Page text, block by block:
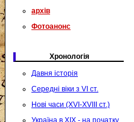
архів
Фотоанонс
Хронологія
Давня історія
Середні віки з VI ст.
Нові часи (XVI-XVIII ст.)
Україна в XIX - на початку